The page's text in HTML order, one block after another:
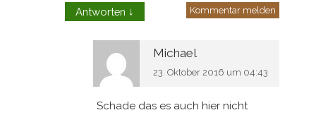
Antworten ↓ Kommentar melden
Michael
23. Oktober 2016 um 04:43
Schade das es auch hier nicht